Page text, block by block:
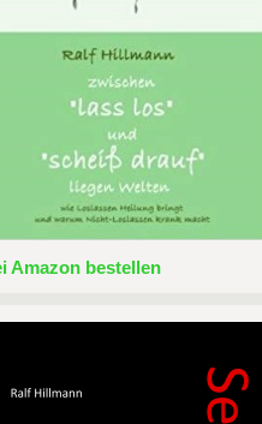
Amazon bestellen